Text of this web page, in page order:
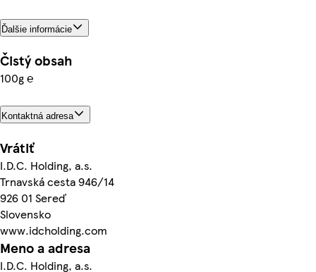
Ďalšie informácie
Čistý obsah
100g ℮
Kontaktná adresa
Vrátiť
I.D.C. Holding, a.s.
Trnavská cesta 946/14
926 01 Sereď
Slovensko
www.idcholding.com
Meno a adresa
I.D.C. Holding, a.s.